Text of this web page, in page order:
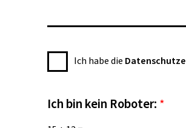
s
s
e
n
m
m
r
r
h
*
D
a
e
n
Ich habe die
Ich bin kein Roboter: *